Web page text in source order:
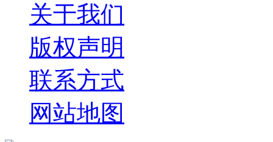
关于我们
版权声明
联系方式
网站地图